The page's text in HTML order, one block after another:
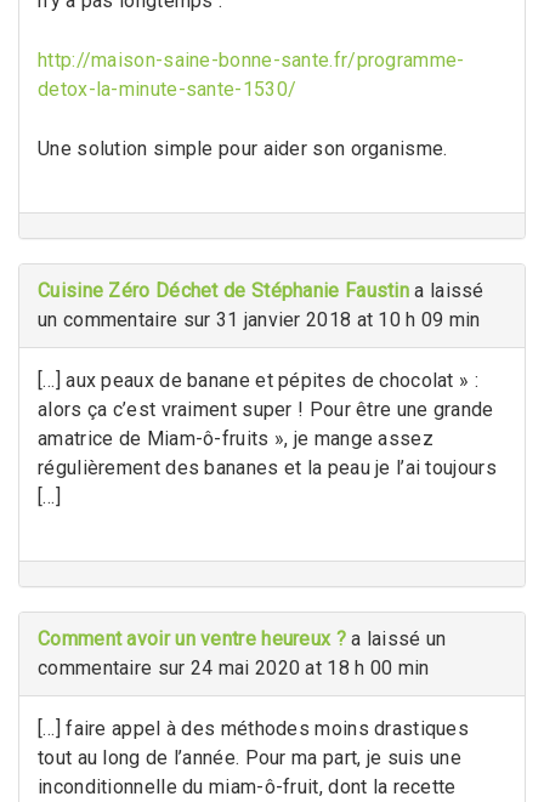
http://maison-saine-bonne-sante.fr/programme-
detox-la-minute-sante-1530/
Une solution simple pour aider son organisme.
Cuisine Zéro Déchet de Stéphanie Faustin a laissé
un commentaire sur 31 janvier 2018 at 10 h 09 min
[…] aux peaux de banane et pépites de chocolat » :
alors ça c’est vraiment super ! Pour être une grande
amatrice de Miam-ô-fruits », je mange assez
régulièrement des bananes et la peau je l’ai toujours
[…]
Comment avoir un ventre heureux ? a laissé un
commentaire sur 24 mai 2020 at 18 h 00 min
[…] faire appel à des méthodes moins drastiques
tout au long de l’année. Pour ma part, je suis une
inconditionnelle du miam-ô-fruit, dont la recette